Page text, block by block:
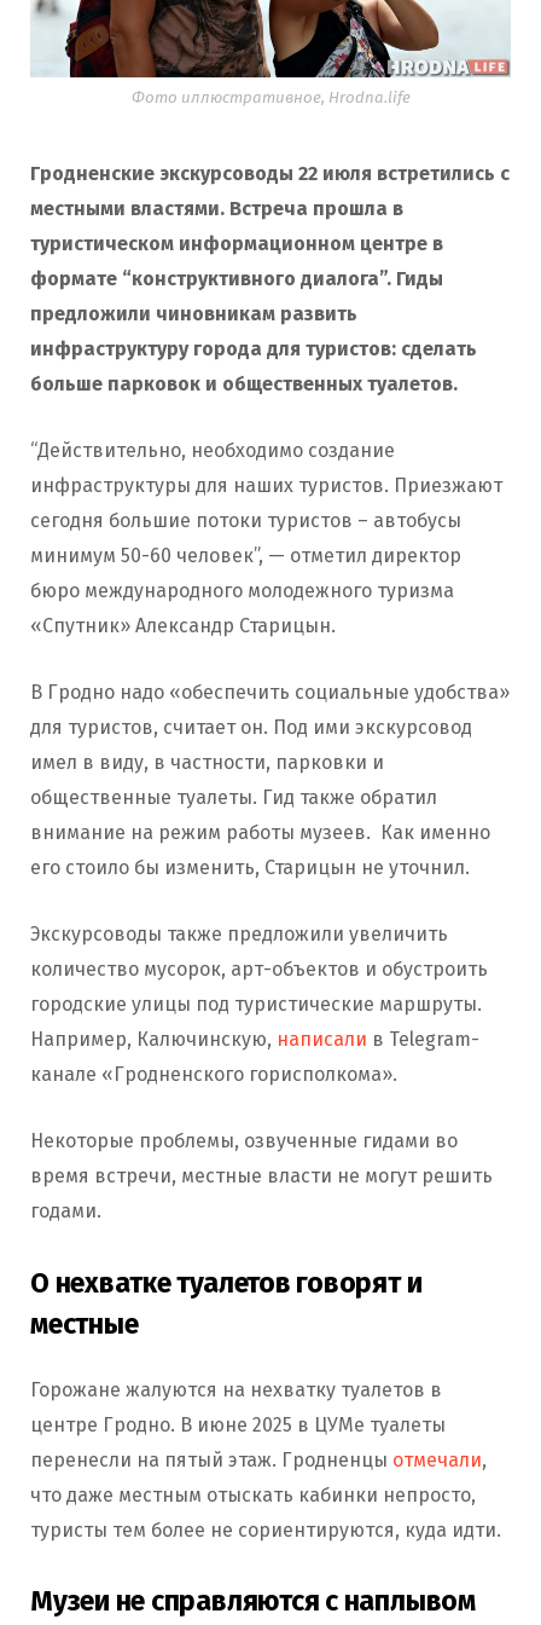
Фото иллюстративное, Hrodna.life
Гродненские экскурсоводы 22 июля встретились с
местными властями. Встреча прошла в
туристическом информационном центре в
формате “конструктивного диалога”. Гиды
предложили чиновникам развить
инфраструктуру города для туристов: сделать
больше парковок и общественных туалетов.
“Действительно, необходимо создание
инфраструктуры для наших туристов. Приезжают
сегодня большие потоки туристов – автобусы
минимум 50-60 человек”, — отметил директор
бюро международного молодежного туризма
«Спутник» Александр Старицын.
В Гродно надо «обеспечить социальные удобства»
для туристов, считает он. Под ими экскурсовод
имел в виду, в частности, парковки и
общественные туалеты. Гид также обратил
внимание на режим работы музеев. Как именно
его стоило бы изменить, Старицын не уточнил.
Экскурсоводы также предложили увеличить
количество мусорок, арт-объектов и обустроить
городские улицы под туристические маршруты.
Например, Калючинскую, написали в Telegram-
канале «Гродненского горисполкома».
Некоторые проблемы, озвученные гидами во
время встречи, местные власти не могут решить
годами.
О нехватке туалетов говорят и
местные
Горожане жалуются на нехватку туалетов в
центре Гродно. В июне 2025 в ЦУМе туалеты
перенесли на пятый этаж. Гродненцы отмечали,
что даже местным отыскать кабинки непросто,
туристы тем более не сориентируются, куда идти.
Музеи не справляются с наплывом